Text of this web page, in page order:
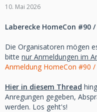
10. Mai 2026
Laberecke HomeCon #90
Die Organisatoren mögen
bitte nur Anmeldungen im
Anmeldung HomeCon #90
Hier in diesem Thread
Anregungen gegeben,
werden. Los geht's!